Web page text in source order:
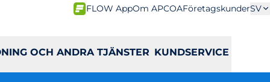
FLOW AppOm APCOAFöretagskunderSV
OCH ANDRA TJÄNSTER KUNDSERVICE